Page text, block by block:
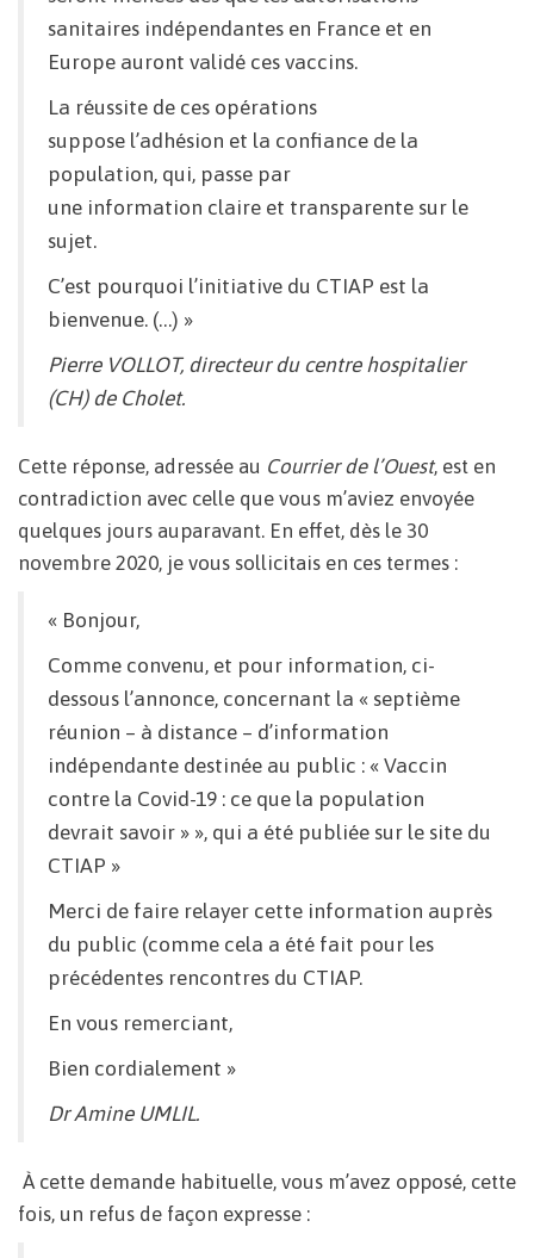
sanitaires indépendantes en France et en
Europe auront validé ces vaccins.
La réussite de ces opérations
suppose l’adhésion et la confiance de la
population, qui, passe par
une information claire et transparente sur le
sujet.
C’est pourquoi l’initiative du CTIAP est la
bienvenue. (…) »
Pierre VOLLOT, directeur du centre hospitalier
(CH) de Cholet.
Cette réponse, adressée au Courrier de l’Ouest, est en
contradiction avec celle que vous m’aviez envoyée
quelques jours auparavant. En effet, dès le 30
novembre 2020, je vous sollicitais en ces termes :
« Bonjour,
Comme convenu, et pour information, ci-
dessous l’annonce, concernant la « septième
réunion – à distance – d’information
indépendante destinée au public : « Vaccin
contre la Covid-19 : ce que la population
devrait savoir » », qui a été publiée sur le site du
CTIAP »
Merci de faire relayer cette information auprès
du public (comme cela a été fait pour les
précédentes rencontres du CTIAP.
En vous remerciant,
Bien cordialement »
Dr Amine UMLIL.
À cette demande habituelle, vous m’avez opposé, cette
fois, un refus de façon expresse :